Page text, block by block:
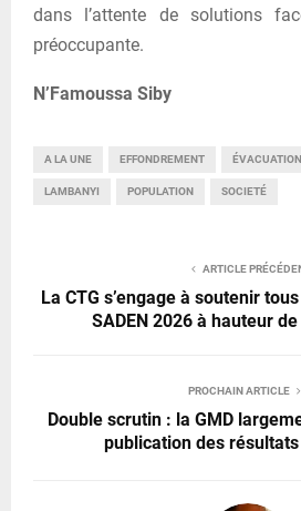
dans l’attente de solutions
préoccupante.
N’Famoussa Siby
A LA UNE EFFONDREMENT ÉVACUATION
LAMBANYI POPULATION SOCIETÉ
ARTICLE
La CTG s’engage à soutenir
SADEN 2026 à hauteur
PROCHAIN ARTICLE
Double scrutin : la GMD
publication des